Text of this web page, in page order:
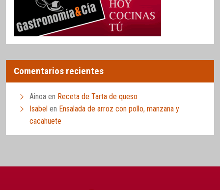
Comentarios recientes
Ainoa en Receta de Tarta de queso
Isabel en Ensalada de arroz con pollo, manzana y
cacahuete